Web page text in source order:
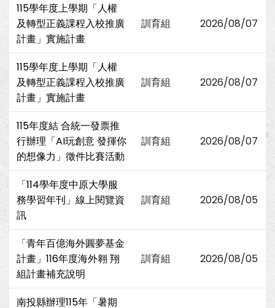
115學年度上學期「人權
及轉型正義課程入校推廣
計畫」實施計畫
訓育組 2026/08/07
115學年度上學期「人權
及轉型正義課程入校推廣
計畫」實施計畫
訓育組 2026/08/07
115年度結 合統一發票推
行辦理「AI玩創意 發揮你
的想像力」徵件比賽活動
訓育組 2026/08/07
「114學年度中原大學服
務學習年刊」線上閱覽資
訊
訓育組 2026/08/05
「青年百億海外圓夢基金
計畫」116年度海外翱 翔
組計畫補充說明
訓育組 2026/08/05
南投縣辦理115年「暑期